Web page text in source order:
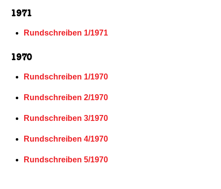
1971
Rundschreiben 1/1971
1970
Rundschreiben 1/1970
Rundschreiben 2/1970
Rundschreiben 3/1970
Rundschreiben 4/1970
Rundschreiben 5/1970